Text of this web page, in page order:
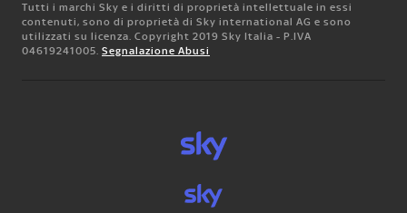
Tutti i marchi Sky e i diritti di proprietà intellettuale in essi
contenuti, sono di proprietà di Sky international AG e sono
utilizzati su licenza. Copyright 2019 Sky Italia - P.IVA
04619241005. Segnalazione Abusi